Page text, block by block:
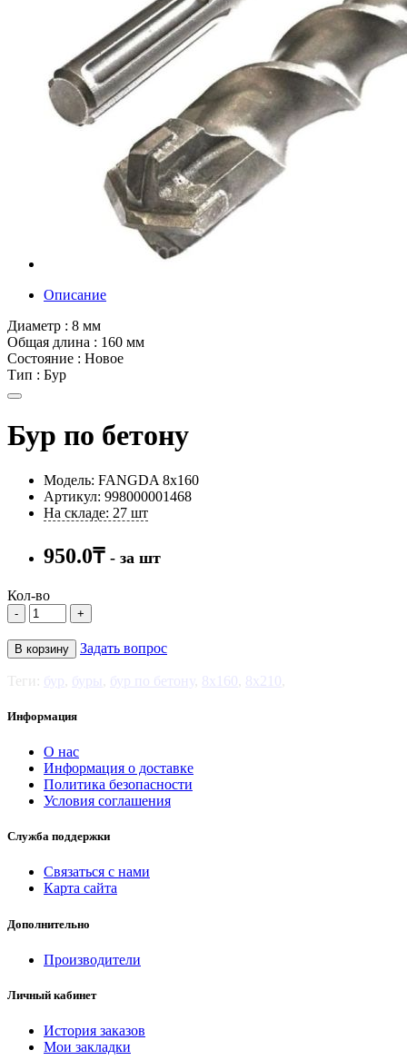
Описание
Диаметр : 8 мм
Общая длина : 160 мм
Состояние : Новое
Тип : Бур
Бур по бетону
Модель: FANGDA 8х160
Артикул: 998000001468
На складе: 27 шт
950.0₸ - за шт
Кол-во
- +
В корзину Задать вопрос
Теги: бур буры бур по бетону 8х160 8х210
Информация
О нас
Информация о доставке
Политика безопасности
Условия соглашения
Служба поддержки
Связаться с нами
Карта сайта
Дополнительно
Производители
Личный кабинет
История заказов
Мои закладки